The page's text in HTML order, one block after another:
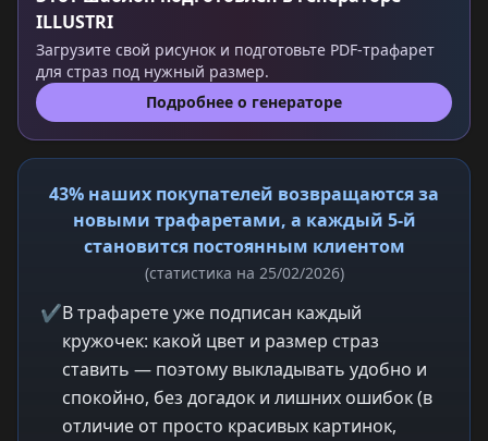
ILLUSTRI
Загрузите свой рисунок и подготовьте PDF-трафарет
для страз под нужный размер.
Подробнее о генераторе
43% наших покупателей возвращаются за
новыми трафаретами, а каждый 5-й
становится постоянным клиентом
(статистика на 25/02/2026)
✔В трафарете уже подписан каждый
кружочек: какой цвет и размер страз
ставить — поэтому выкладывать удобно и
спокойно, без догадок и лишних ошибок (в
отличие от просто красивых картинок,